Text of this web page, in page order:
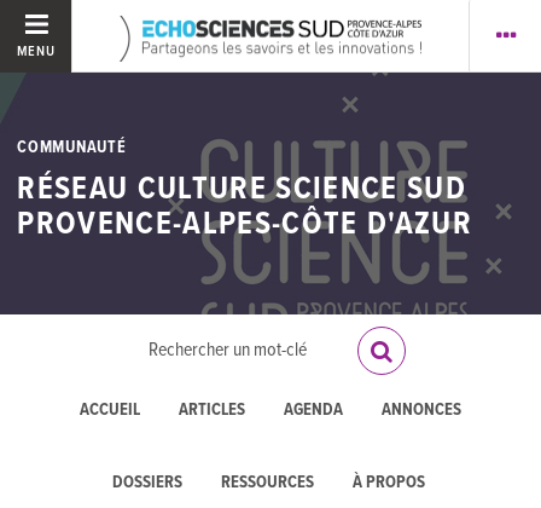
MENU
COMMUNAUTÉ
RÉSEAU CULTURE SCIENCE SUD
PROVENCE-ALPES-CÔTE D'AZUR
ACCUEIL ARTICLES AGENDA ANNONCES
DOSSIERS RESSOURCES À PROPOS